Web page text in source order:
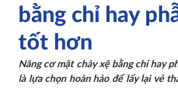
bằng chỉ hay
tốt hơn
Nâng cơ mặt chảy xệ bằng chỉ hay
là lựa chọn hoàn hảo để lấy lại vẻ